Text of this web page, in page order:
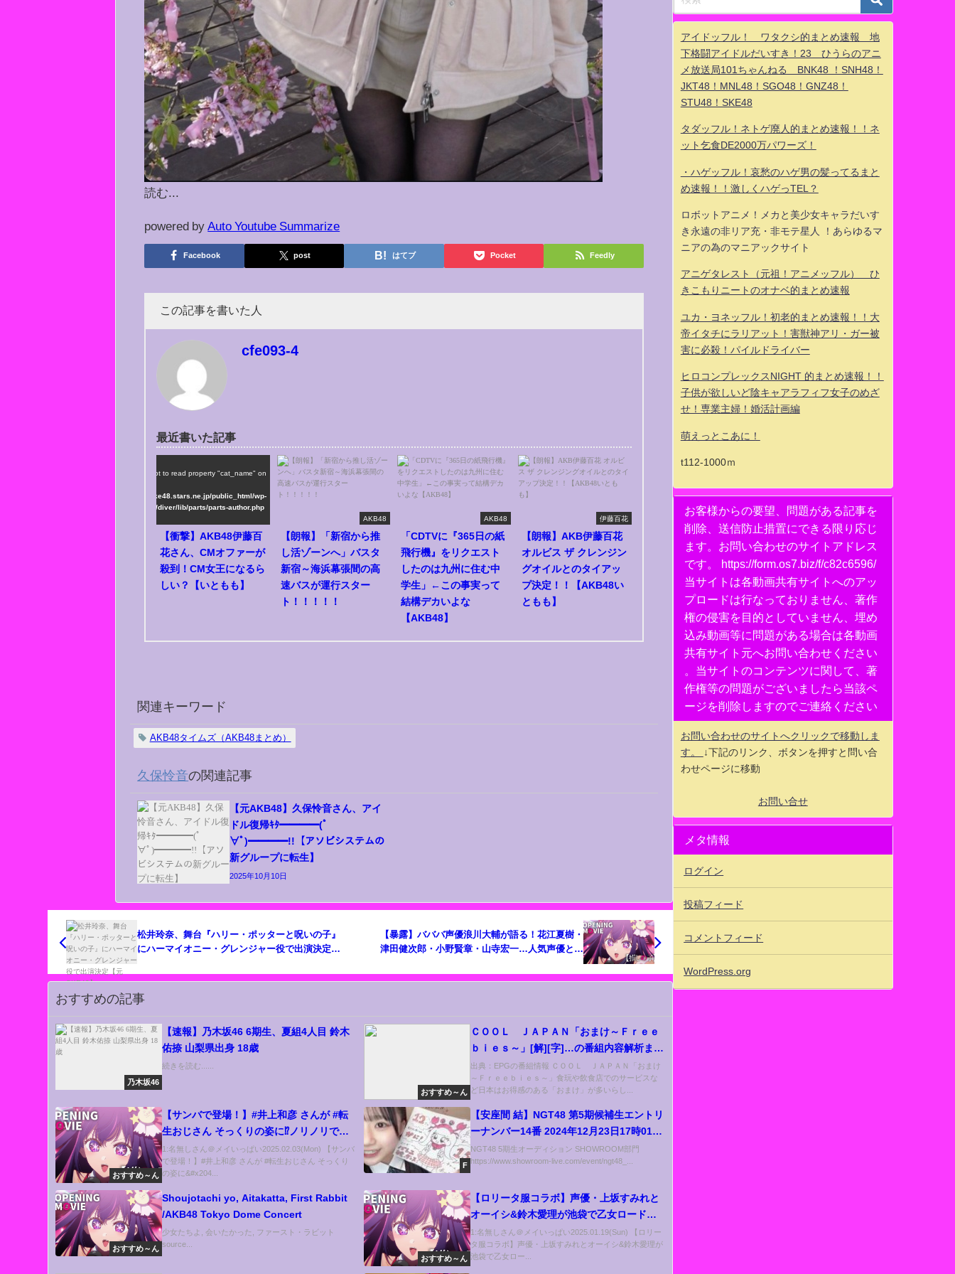
読む...
powered by Auto Youtube Summarize
Facebook post はてブ Pocket Feedly
この記事を書いた人
cfe093-4
最近書いた記事
content/themes/diver/lib/parts/parts-author.php on
: Attempt to read property "cat_name" on
/home/ske48/ske48.stars.ne.jp/public_html/wp-
content/themes/diver/lib/parts/parts-author.php
【衝撃】AKB48伊藤百
花さん、CMオファーが
殺到！CM女王になるら
しい？【いともも】
AKB48
【朗報】「新宿から推
し活ゾーンへ」バスタ
新宿～海浜幕張間の高
速バスが運行スター
ト！！！！！
AKB48
「CDTVに『365日の紙
飛行機』をリクエスト
したのは九州に住む中
学生」←この事実って
結構デカいよな
【AKB48】
伊藤百花
【朗報】AKB伊藤百花
オルビス ザ クレンジン
グオイルとのタイアッ
プ決定！！【AKB48い
ともも】
関連キーワード
AKB48タイムズ（AKB48まとめ）
久保怜音の関連記事
【元AKB48】久保怜音さん、アイ
ドル復帰ｷﾀ━━━━(ﾟ
∀ﾟ)━━━━!!【アソビシステムの
新グループに転生】
2025年10月10日
松井玲奈、舞台『ハリー・ポッターと呪いの子』
にハーマイオニー・グレンジャー役で出演決定
【暴露】バババ声優浪川大輔が語る！花江夏樹・
津田健次郎・小野賢章・山寺宏一…人気声優との
おすすめの記事
乃木坂46
【速報】乃木坂46 6期生、夏組4人目 鈴木
佑捺 山梨県出身 18歳
続きを読む......
おすすめ～ん
ＣＯＯＬ ＪＡＰＡＮ「おまけ～Ｆｒｅｅ
ｂｉｅｓ～」[解][字]…の番組内容解析まと
め
出典：EPGの番組情報 ＣＯＯＬ ＪＡＰＡＮ「おまけ
～Ｆｒｅｅｂｉｅｓ～」食玩や飲食店でのサービスな
ど日本はお得感のある「おまけ」が多いらし...
おすすめ～ん
【サンバで登場！】#井上和彦 さんが #転
生おじさん そっくりの姿に⁉️ノリノリで作
品紹介🕺｜『声優と夜あそび2024』【水
曜：森久保祥太郎 × 石川界人】#31
1:名無しさん＠メイいっぱい2025.02.03(Mon) 【サンバ
で登場！】#井上和彦 さんが #転生おじさん そっくり
の姿に&#x204...
F
【安座間 結】NGT48 第5期候補生エントリ
ーナンバー14番 2024年12月23日17時01分
13秒
NGT48 5期生オーディション SHOWROOM部門
https://www.showroom-live.com/event/ngt48_...
おすすめ～ん
Shoujotachi yo, Aitakatta, First Rabbit
/AKB48 Tokyo Dome Concert
少女たちよ, 会いたかった, ファースト・ラビット
source...
おすすめ～ん
【ロリータ服コラボ】声優・上坂すみれと
オーイシ&鈴木愛理が池袋で乙女ロード散
歩！開始５分で爆飲&ラムちゃんフィギュ
ア発見！「100カノ」コラボカフェで大興
奮【でしょでしょ‼】
1:名無しさん＠メイいっぱい2025.01.19(Sun) 【ロリー
タ服コラボ】声優・上坂すみれとオーイシ&鈴木愛理が
池袋で乙女ロー...
アイドッフル！ ワタクシ的まとめ速報 地
下格闘アイドルだいすき！23 ひうらのアニ
メ放送局101ちゃんねる BNK48 ！SNH48！
JKT48！MNL48！SGO48！GNZ48！
STU48！SKE48
タダッフル！ネトゲ廃人的まとめ速報！！ネ
ット乞食DE2000万パワーズ！
・ハゲッフル！哀愁のハゲ男の髪ってるまと
め速報！！激しくハゲっTEL？
ロボットアニメ！メカと美少女キャラだいす
き永遠の非リア充・非モテ星人 ！あらゆるマ
ニアの為のマニアックサイト
アニゲタレスト（元祖！アニメッフル） ひ
きこもりニートのオナベ的まとめ速報
ユカ・ヨネッフル！初老的まとめ速報！！大
帝イタチにラリアット！害獣神アリ・ガー被
害に必殺！パイルドライバー
ヒロコンプレックスNIGHT 的まとめ速報！！
子供が欲しいど陰キャアラフィフ女子のめざ
せ！専業主婦！婚活計画編
萌えっとこあに！
t112-1000ｍ
お客様からの要望、問題がある記事を
削除、送信防止措置にできる限り応じ
ます。お問い合わせのサイトアドレス
です。 https://form.os7.biz/f/c82c6596/
当サイトは各動画共有サイトへのアッ
プロードは行なっておりません、著作
権の侵害を目的としていません、埋め
込み動画等に問題がある場合は各動画
共有サイト元へお問い合わせください
。当サイトのコンテンツに関して、著
作権等の問題がございましたら当該ペ
ージを削除しますのでご連絡ください
お問い合わせのサイトへクリックで移動しま
す。
↓下記のリンク、ボタンを押すと問い合
わせページに移動
お問い合せ
メタ情報
ログイン
投稿フィード
コメントフィード
WordPress.org